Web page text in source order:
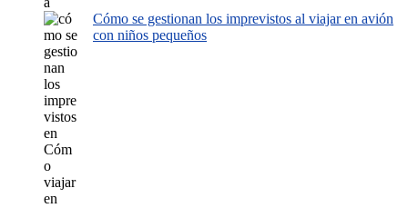
Cómo se gestionan los imprevistos al viajar en avión
con niños pequeños